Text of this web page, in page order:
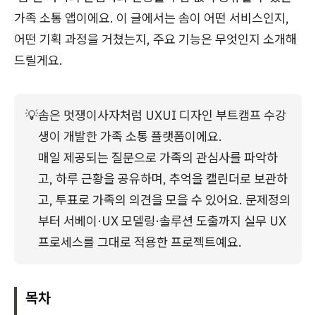
가족 소통 앱이에요. 이 글에서는 솜이 어떤 서비스인지,
어떤 기획 과정을 거쳤는지, 주요 기능은 무엇인지 소개해
드릴게요.
💡솜은 멋쟁이사자처럼 UXUI 디자인 부트캠프 수강
생이 개발한 가족 소통 플랫폼이에요.
매일 제공되는 질문으로 가족의 관심사를 파악하
고, 하루 근황을 공유하며, 추억을 캘린더로 보관하
고, 투표로 가족의 의견을 모을 수 있어요. 문제정의
부터 서베이·UX 모델링·솔루션 도출까지 실무 UX
프로세스를 그대로 적용한 프로젝트예요.
목차